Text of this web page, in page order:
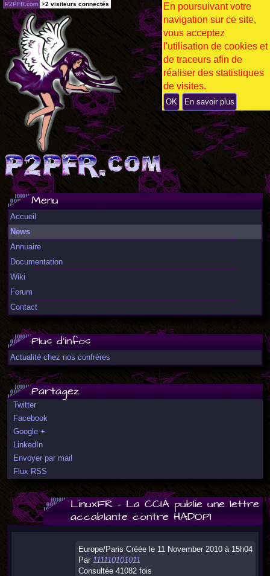
Menu
Accueil
News
Annuaire
Documentation
Wiki
Forum
Contact
Plus d'infos
Actualité chez nos confrères
Partagez
Twitter
Facebook
Google +
LinkedIn
Envoyer par mail
Flux RSS
LinuxFR - La CCIA publie une lettre
accablante contre HADOPI
Europe/Paris Créée le 11 November 2010 à 15h04
Par 111110101011
Consultée 41082 fois
P2PFR.com >2 visiteurs connectés
En poursuivant votre
navigation sur ce site,
vous acceptez
l'utilisation de cookies et
de traceurs afin de
réaliser des statistiques
de visites.
OK En savoir plus